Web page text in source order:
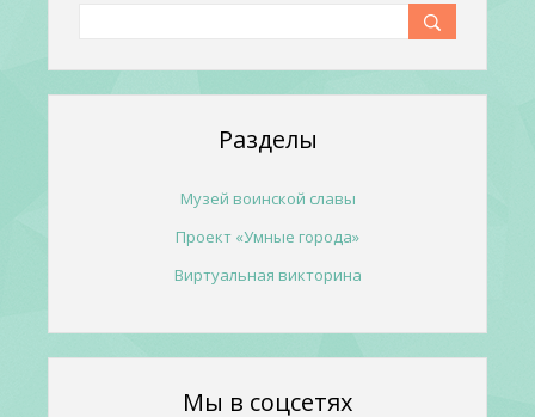
Разделы
Музей воинской славы
Проект «Умные города»
Виртуальная викторина
Мы в соцсетях